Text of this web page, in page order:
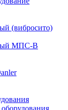
(вибросито)
МПС-В